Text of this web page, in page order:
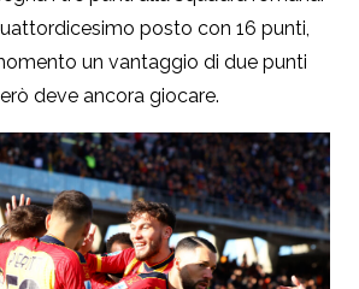
posto con 16 punti,
un vantaggio di due punti
deve ancora giocare.